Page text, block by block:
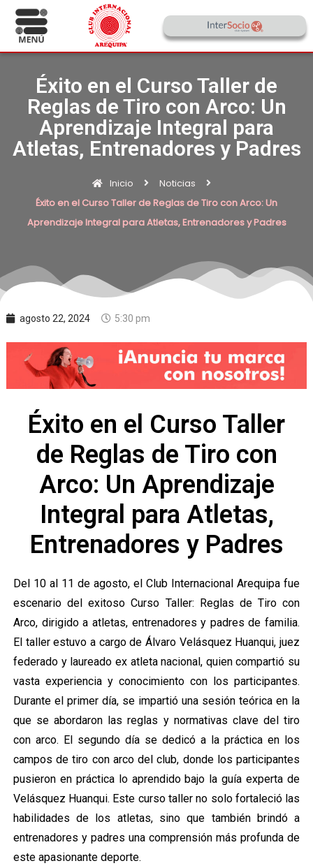
Éxito en el Curso Taller de
Reglas de Tiro con Arco: Un
Aprendizaje Integral para
Atletas, Entrenadores y Padres
Inicio
Noticias
Éxito en el Curso Taller de Reglas de Tiro con Arco: Un
Aprendizaje Integral para Atletas, Entrenadores y Padres
agosto 22, 2024 5:30 pm
Éxito en el Curso Taller
de Reglas de Tiro con
Arco: Un Aprendizaje
Integral para Atletas,
Entrenadores y Padres
Del 10 al 11 de agosto, el Club Internacional Arequipa fue
escenario del exitoso Curso Taller: Reglas de Tiro con
Arco, dirigido a atletas, entrenadores y padres de familia.
El taller estuvo a cargo de Álvaro Velásquez Huanqui, juez
federado y laureado ex atleta nacional, quien compartió su
vasta experiencia y conocimiento con los participantes.
Durante el primer día, se impartió una sesión teórica en la
que se abordaron las reglas y normativas clave del tiro
con arco. El segundo día se dedicó a la práctica en los
campos de tiro con arco del club, donde los participantes
pusieron en práctica lo aprendido bajo la guía experta de
Velásquez Huanqui. Este curso taller no solo fortaleció las
habilidades de los atletas, sino que también brindó a
entrenadores y padres una comprensión más profunda de
este apasionante deporte.